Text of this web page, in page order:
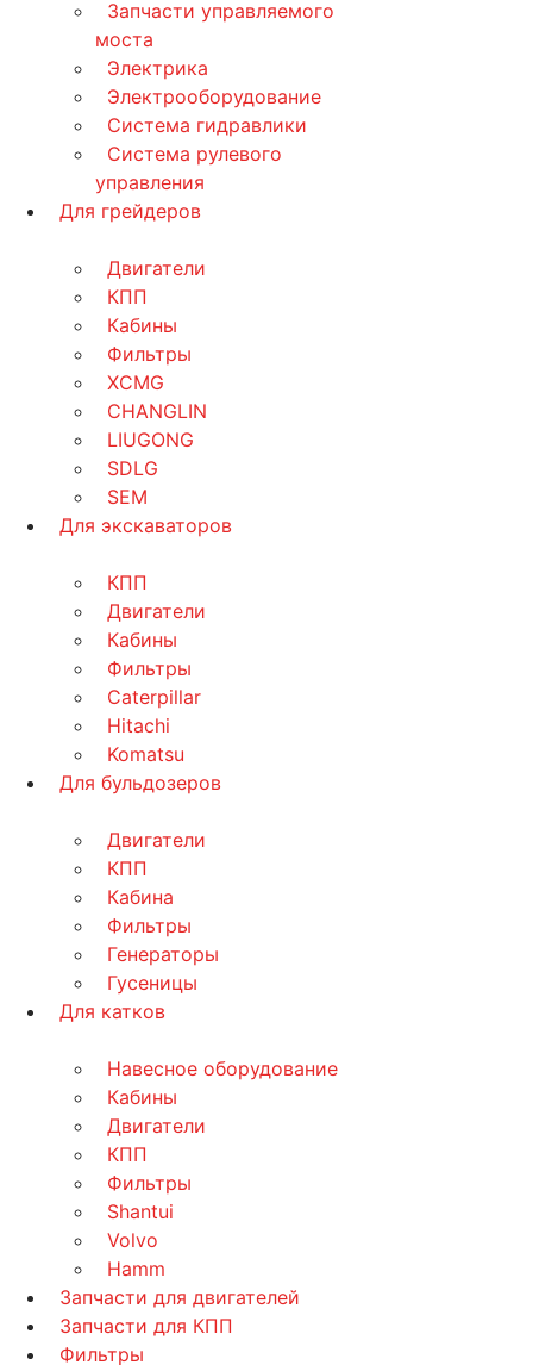
Запчасти управляемого
моста
Электрика
Электрооборудование
Система гидравлики
Система рулевого
управления
Для грейдеров
Двигатели
КПП
Кабины
Фильтры
XCMG
CHANGLIN
LIUGONG
SDLG
SEM
Для экскаваторов
КПП
Двигатели
Кабины
Фильтры
Caterpillar
Hitachi
Komatsu
Для бульдозеров
Двигатели
КПП
Кабина
Фильтры
Генераторы
Гусеницы
Для катков
Навесное оборудование
Кабины
Двигатели
КПП
Фильтры
Shantui
Volvo
Hamm
Запчасти для двигателей
Запчасти для КПП
Фильтры